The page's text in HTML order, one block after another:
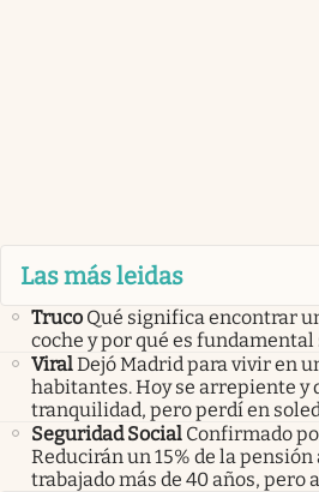
Las más leidas
Truco Qué significa encontrar
coche y por qué es
ViralDejó Madrid para vivir en
habitantes. Hoy se arrepiente y
tranquilidad, pero perdí en
Seguridad Social Confirmado
Reducirán un 15% de la
trabajado más de 40 años,